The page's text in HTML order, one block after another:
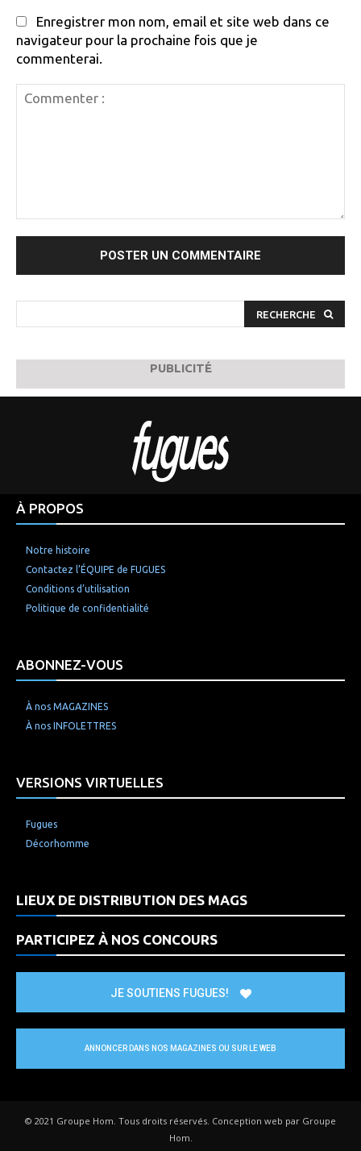
Enregistrer mon nom, email et site web dans ce
navigateur pour la prochaine fois que je
commenterai.
RECHERCHE
PUBLICITÉ
À PROPOS
Notre histoire
Contactez l’ÉQUIPE de FUGUES
Conditions d’utilisation
Politique de confidentialité
ABONNEZ-VOUS
À nos MAGAZINES
À nos INFOLETTRES
VERSIONS VIRTUELLES
Fugues
Décorhomme
LIEUX DE DISTRIBUTION DES MAGS
PARTICIPEZ À NOS CONCOURS
JE SOUTIENS FUGUES!
ANNONCER DANS NOS MAGAZINES OU SUR LE WEB
© 2021 Groupe Hom. Tous droits réservés. Conception web par Groupe
Hom.